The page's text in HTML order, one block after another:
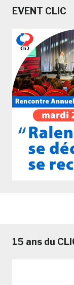
EVENT CLIC
15 ans du